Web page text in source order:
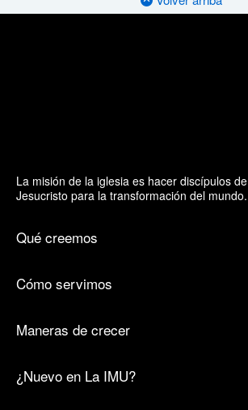
La misión de la iglesia es hacer discípulos de
Jesucristo para la transformación del mundo.
Qué creemos
Cómo servimos
Maneras de crecer
¿Nuevo en La IMU?